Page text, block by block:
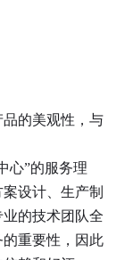
的美观性，与
心”的服务理
设计、生产制
的技术团队全
重要性，因此